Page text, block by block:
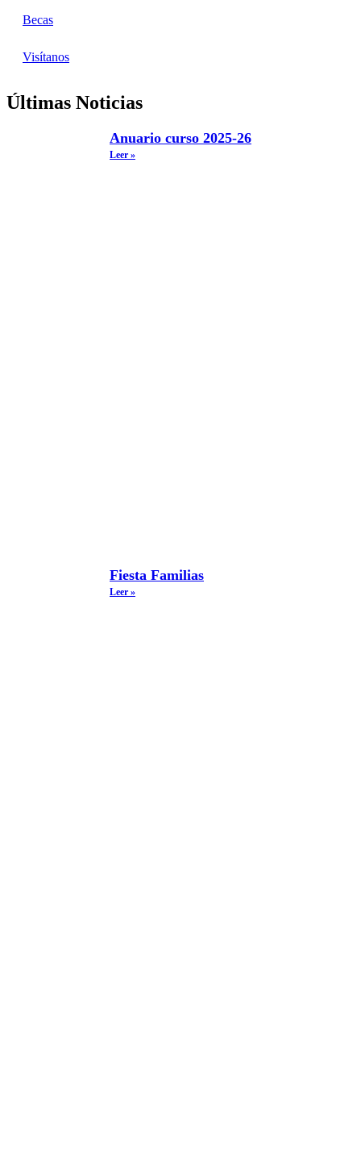
Becas
Visítanos
Últimas Noticias
Anuario curso 2025-26
Leer »
Fiesta Familias
Leer »